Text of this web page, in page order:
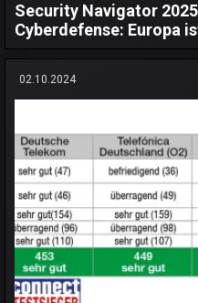
Security Navigator
Cyberdefense: Europa
02.10.2024